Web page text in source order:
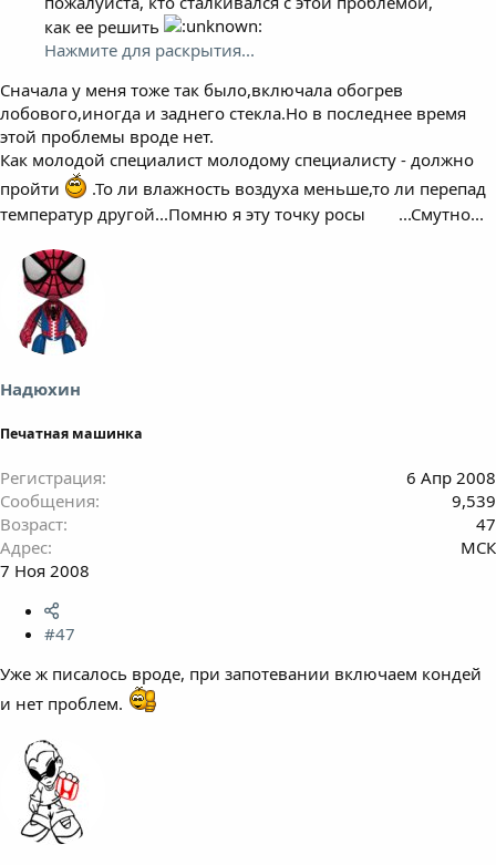
как ее решить
Нажмите для раскрытия...
Сначала у меня тоже так было,включала обогрев
лобового,иногда и заднего стекла.Но в последнее время
этой проблемы вроде нет.
Как молодой специалист молодому специалисту - должно
пройти
.То ли влажность воздуха меньше,то ли перепад
температур другой...Помню я эту точку росы
...Смутно...
Надюхин
Печатная машинка
Регистрация
6 Апр 2008
Сообщения
9,539
Возраст
47
Адрес
МСК
7 Ноя 2008
#47
Уже ж писалось вроде, при запотевании включаем кондей
и нет проблем.